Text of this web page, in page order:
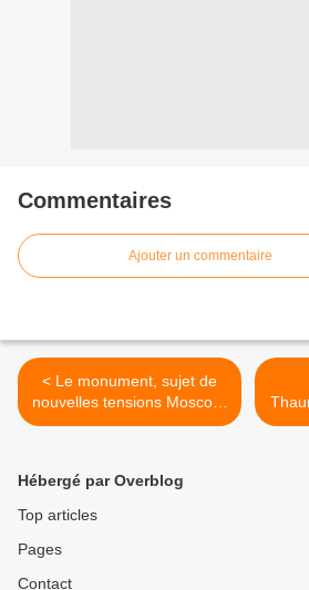
Commentaires
Ajouter un commentaire
< Le monument, sujet de
nouvelles tensions Moscou-
Tbilissi, rasé : deux morts
Hébergé par Overblog
Top articles
Pages
Contact